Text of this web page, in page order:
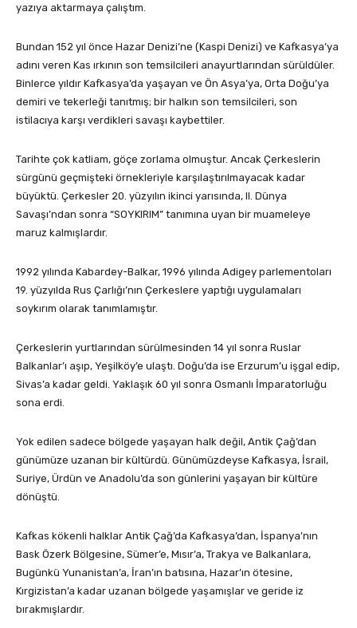
yazıya aktarmaya çalıştım.
Bundan 152 yıl önce Hazar Denizi’ne (Kaspi Denizi) ve Kafkasya’ya
adını veren Kas ırkının son temsilcileri anayurtlarından sürüldüler.
Binlerce yıldır Kafkasya’da yaşayan ve Ön Asya’ya, Orta Doğu’ya
demiri ve tekerleği tanıtmış; bir halkın son temsilcileri, son
istilacıya karşı verdikleri savaşı kaybettiler.
Tarihte çok katliam, göçe zorlama olmuştur. Ancak Çerkeslerin
sürgünü geçmişteki örnekleriyle karşılaştırılmayacak kadar
büyüktü. Çerkesler 20. yüzyılın ikinci yarısında, II. Dünya
Savaşı’ndan sonra “SOYKIRIM” tanımına uyan bir muameleye
maruz kalmışlardır.
1992 yılında Kabardey-Balkar, 1996 yılında Adigey parlementoları
19. yüzyılda Rus Çarlığı’nın Çerkeslere yaptığı uygulamaları
soykırım olarak tanımlamıştır.
Çerkeslerin yurtlarından sürülmesinden 14 yıl sonra Ruslar
Balkanlar’ı aşıp, Yeşilköy’e ulaştı. Doğu’da ise Erzurum’u işgal edip,
Sivas’a kadar geldi. Yaklaşık 60 yıl sonra Osmanlı İmparatorluğu
sona erdi.
Yok edilen sadece bölgede yaşayan halk değil, Antik Çağ’dan
günümüze uzanan bir kültürdü. Günümüzdeyse Kafkasya, İsrail,
Suriye, Ürdün ve Anadolu’da son günlerini yaşayan bir kültüre
dönüştü.
Kafkas kökenli halklar Antik Çağ’da Kafkasya’dan, İspanya’nın
Bask Özerk Bölgesine, Sümer’e, Mısır’a, Trakya ve Balkanlara,
Bugünkü Yunanistan’a, İran’ın batısına, Hazar’ın ötesine,
Kırgizistan’a kadar uzanan bölgede yaşamışlar ve geride iz
bırakmışlardır.